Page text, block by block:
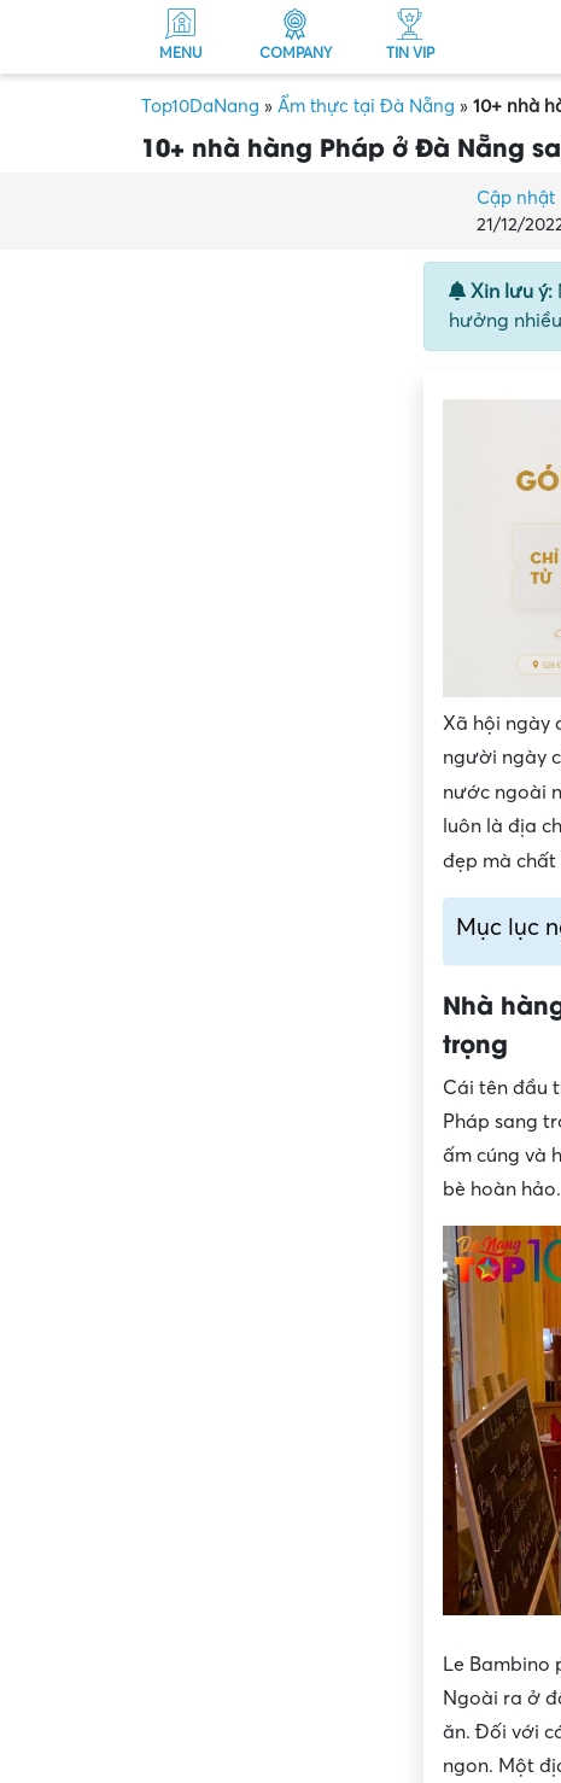
MENU COMPANY TIN VIP
Top10DaNang » Ẩm thực tại Đà Nẵng » 10+ nhà
10+ nhà hàng Pháp ở Đà Nẵng
Cập nhật
21/12/
Xin lưu ý:
hưởng
Xã hội ngày
người ngày
nước ngoài
luôn là địa
đẹp mà
Mục lục
Nhà
trọng
Cái tên đầu
Pháp sang
ấm cúng và
bè hoàn hảo.
Le Bambino
Ngoài ra ở
ăn. Đối với
ngon. Một